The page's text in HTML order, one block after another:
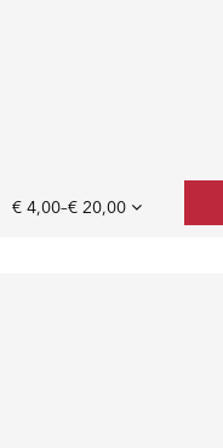
€ 4,00–€ 20,00